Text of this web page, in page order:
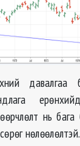
давалгаа
нь
нөлөөлөлтэй.